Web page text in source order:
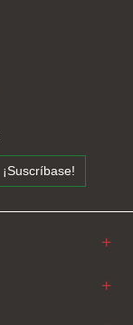
¡Suscríbase!